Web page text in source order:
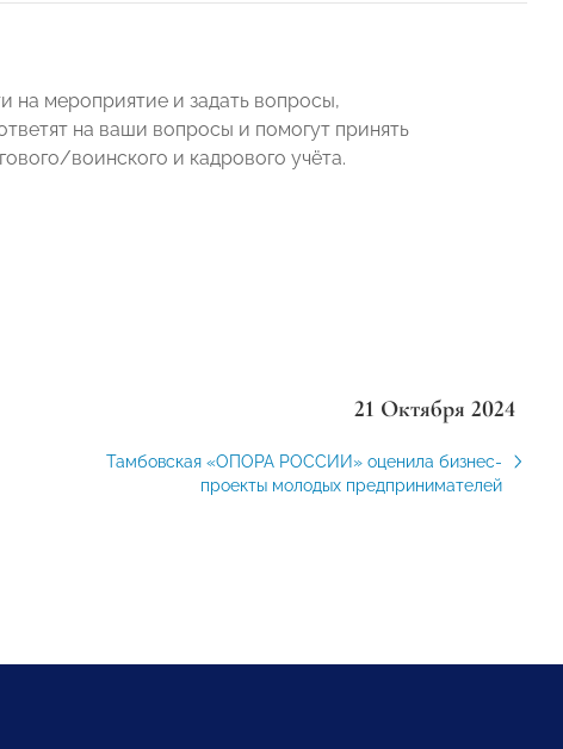
на мероприятие и задать вопросы,
на ваши вопросы и помогут принять
воинского и кадрового учёта.
21 Октября 2024
Тамбовская «ОПОРА РОССИИ» оценила бизнес-
проекты молодых предпринимателей